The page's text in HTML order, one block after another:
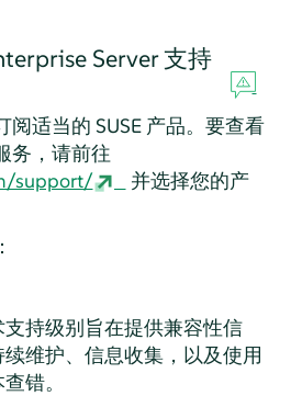
Server支持
适当的 SUSE 产品。要查看
务，请前往
support/
并选择您的产
持级别旨在提供兼容性信
维护、信息收集，以及使用
错。